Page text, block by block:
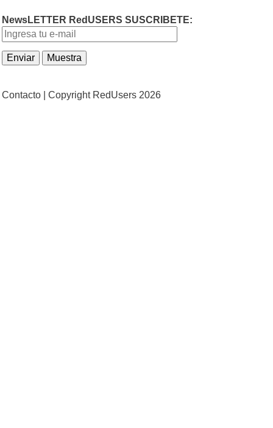
NewsLETTER RedUSERS SUSCRIBETE:
Contacto | Copyright RedUsers 2026